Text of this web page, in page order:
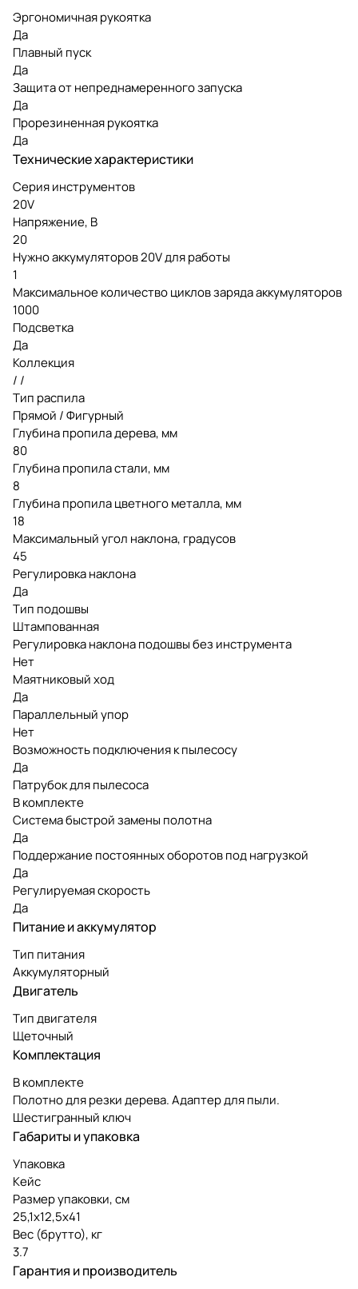
Эргономичная рукоятка
Да
Плавный пуск
Да
Защита от непреднамеренного запуска
Да
Прорезиненная рукоятка
Да
Технические характеристики
Серия инструментов
20V
Напряжение, В
20
Нужно аккумуляторов 20V для работы
1
Максимальное количество циклов заряда аккумуляторов
1000
Подсветка
Да
Коллекция
/ /
Тип распила
Прямой / Фигурный
Глубина пропила дерева, мм
80
Глубина пропила стали, мм
8
Глубина пропила цветного металла, мм
18
Максимальный угол наклона, градусов
45
Регулировка наклона
Да
Тип подошвы
Штампованная
Регулировка наклона подошвы без инструмента
Нет
Маятниковый ход
Да
Параллельный упор
Нет
Возможность подключения к пылесосу
Да
Патрубок для пылесоса
В комплекте
Система быстрой замены полотна
Да
Поддержание постоянных оборотов под нагрузкой
Да
Регулируемая скорость
Да
Питание и аккумулятор
Тип питания
Аккумуляторный
Двигатель
Тип двигателя
Щеточный
Комплектация
В комплекте
Полотно для резки дерева. Адаптер для пыли.
Шестигранный ключ
Габариты и упаковка
Упаковка
Кейс
Размер упаковки, см
25,1х12,5х41
Вес (брутто), кг
3.7
Гарантия и производитель